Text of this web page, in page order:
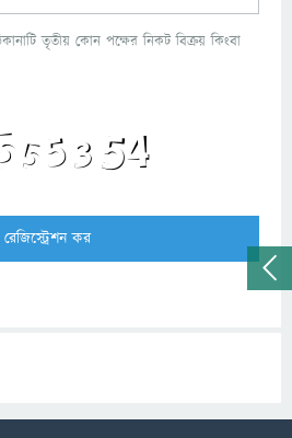
তৃতীয় কোন পক্ষের নিকট বিক্রয় কিংবা